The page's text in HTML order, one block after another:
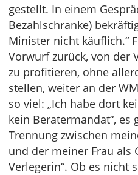
gestellt. In einem
Bezahlschranke)
Minister nicht käuflich.“
Vorwurf zurück, von der
zu profitieren, ohne
stellen, weiter an der
so viel: „Ich habe dort
kein Beratermandat“, es
Trennung zwischen
und der meiner Frau als
Verlegerin“. Ob es nicht